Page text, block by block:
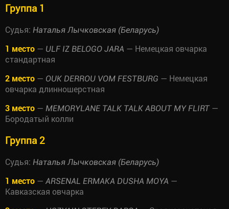
Группа 1
Судья: Наталья Лычковская (Беларусь)
1 место — ULF IZ BELOGO JARA — Немецкая овчарка
стандартная
2 место — OUK DERROU VOM FESTBURG — Немецкая
овчарка длинношерстная
3 место — MEMORYLANE TALK TALK ABOUT MY FLIRT—
Бородатый колли
Группа 2
Судья: Наталья Лычковская (Беларусь)
1 место — ARSENAL ERMAKA DUSHA MOYA —
Кавказская овчарка